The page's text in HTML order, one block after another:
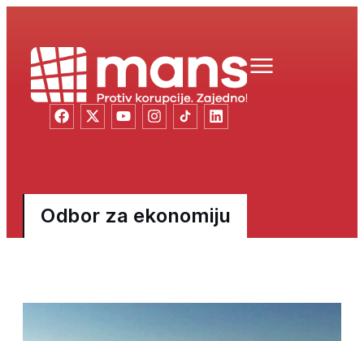
Odbor za ekonomiju